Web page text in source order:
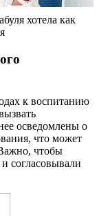
хотела как
к воспитанию
осведомлены о
что может
чтобы
согласовывали